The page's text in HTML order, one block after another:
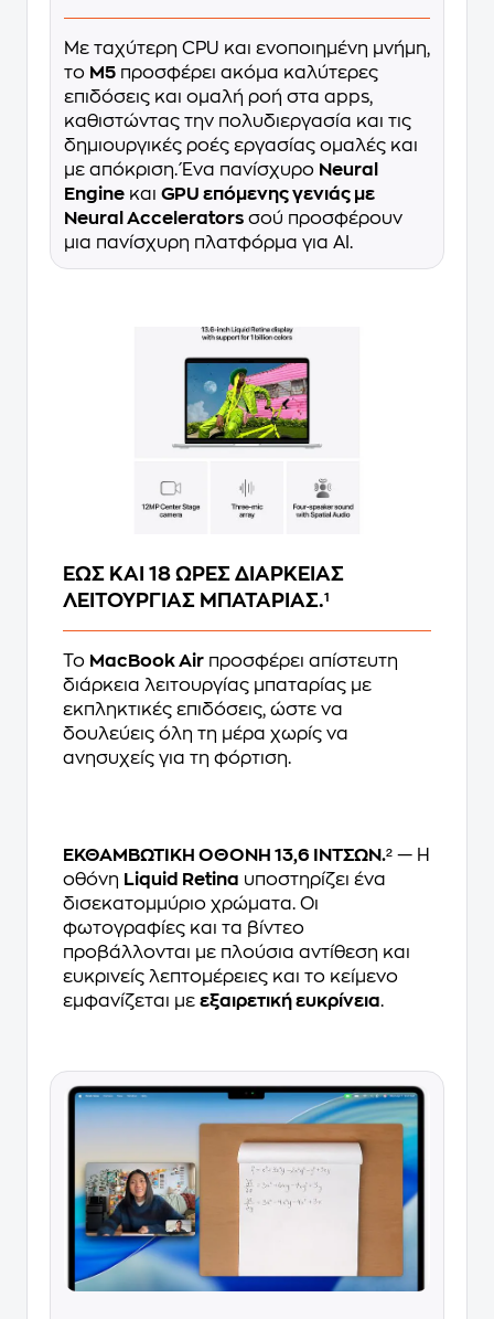
Με ταχύτερη CPU και ενοποιημένη μνήμη,
το Μ5 προσφέρει ακόμα καλύτερες
επιδόσεις και ομαλή ροή στα apps,
καθιστώντας την πολυδιεργασία και τις
δημιουργικές ροές εργασίας ομαλές και
με απόκριση. Ένα πανίσχυρο Neural
Engine και GPU επόμενης γενιάς με
Neural Accelerators σού προσφέρουν
μια πανίσχυρη πλατφόρμα για AI.
ΕΩΣ ΚΑΙ 18 ΩΡΕΣ ΔΙΑΡΚΕΙΑΣ
ΛΕΙΤΟΥΡΓΙΑΣ ΜΠΑΤΑΡΙΑΣ.¹
Το MacBook Air προσφέρει απίστευτη
διάρκεια λειτουργίας μπαταρίας με
εκπληκτικές επιδόσεις, ώστε να
δουλεύεις όλη τη μέρα χωρίς να
ανησυχείς για τη φόρτιση.
ΕΚΘΑΜΒΩΤΙΚΗ ΟΘΟΝΗ 13,6 ΙΝΤΣΩΝ.² — Η
οθόνη Liquid Retina υποστηρίζει ένα
δισεκατομμύριο χρώματα. Οι
φωτογραφίες και τα βίντεο
προβάλλονται με πλούσια αντίθεση και
ευκρινείς λεπτομέρειες και το κείμενο
εμφανίζεται με εξαιρετική ευκρίνεια.